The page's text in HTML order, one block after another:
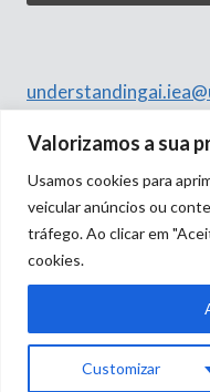
Valorizamos a sua
Usamos cookies para
veicular anúncios ou
tráfego. Ao clicar em
cookies.
Customizar
Rua do Anfiteatro,
Butantã, São Paulo – SP
05508-060
© 2026